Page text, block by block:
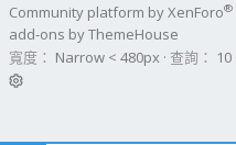
Community platform by XenForo®
add-ons by ThemeHouse
寬度
查詢 10